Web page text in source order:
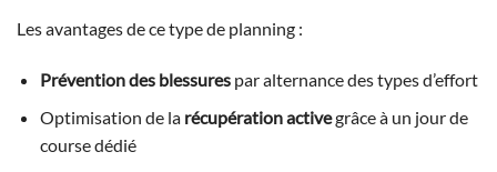
Les avantages de ce type de planning :
Prévention des blessurespar alternance des types d’effort
Optimisation de la récupération activegrâce à un jour de
course dédié